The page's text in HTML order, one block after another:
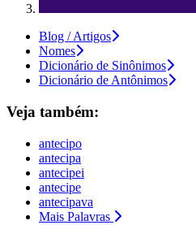
Blog / Artigos
Nomes
Dicionário de Sinônimos
Dicionário de Antônimos
Veja também:
antecipo
antecipa
antecipei
antecipe
antecipava
Mais Palavras